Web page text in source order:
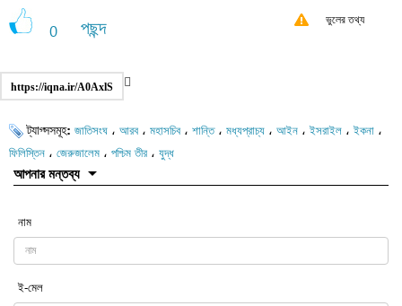
0 পছন্দ ভুলের তথ্য
https://iqna.ir/A0AxlS
ট্যাগ্সসমূহ: জাতিসংঘ ، আরব ، মহাসচিব ، শান্তি، মধ্যপ্রাচ্য ، আইন ،ইসরাইল ،ইকনা ،
ফিলিস্তিন ، জেরুজালেম ، পশ্চিম তীর ، যুদ্ধ
আপনার মন্তব্য
নাম
ই-মেল